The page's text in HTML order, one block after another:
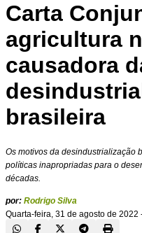
Carta
agricultura
causadora
brasileira
Os motivos da desindustrialização
políticas inapropriadas para o
décadas.
por: Rodrigo Silva
Quarta-feira, 31 de agosto de 2022